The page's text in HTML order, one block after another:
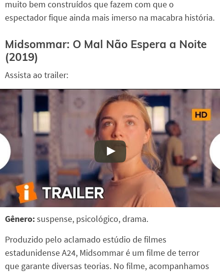
muito bem construídos que fazem com que o
espectador fique ainda mais imerso na macabra história.
Midsommar: O Mal Não Espera a Noite
(2019)
Assista ao trailer:
Gênero:suspense, psicológico, drama.
Produzido pelo aclamado estúdio de filmes
estadunidense A24, Midsommar é um filme de terror
que garante diversas teorias. No filme, acompanhamos